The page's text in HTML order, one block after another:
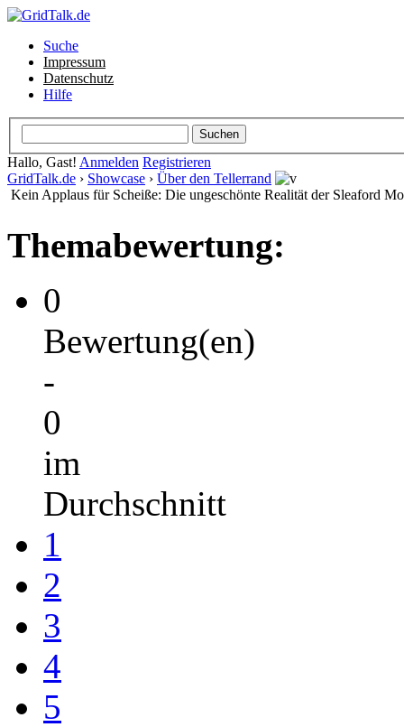
Suche
Impressum
Datenschutz
Hilfe
Hallo, Gast! Anmelden Registrieren
GridTalk.de › Showcase › Über den Tellerrand
Kein Applaus für Scheiße: Die ungeschönte Realität der Sleaford
Themabewertung:
0
Bewertung(en)
-
0
im
Durchschnitt
1
2
3
4
5